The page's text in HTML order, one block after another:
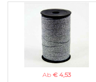
Ab € 4,53